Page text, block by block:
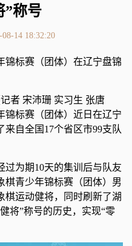
”称号
08-14 18:32:20
锦标赛（团体）在辽宁盘锦
者 宋沛珊 实习生 张唐
锦标赛（团体）近日在辽宁
自全国17个省区市99支队
过为期10天的集训后与队友
棋青少年锦标赛（团体）男
棋运动健将，同时刷新了湖
将”称号的历史，实现“零